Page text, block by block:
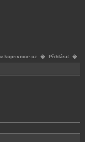
� Přihlásit �